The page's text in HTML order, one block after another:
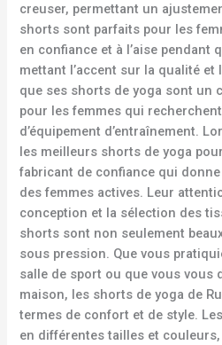
creuser, permettant un
shorts sont parfaits pour les
en confiance et à l’aise pendant
mettant l’accent sur la qualité et
que ses shorts de yoga sont un
pour les femmes qui
d’équipement d’entraînement.
les meilleurs shorts de yoga
fabricant de confiance qui
des femmes actives. Leur
conception et la sélection des
shorts sont non seulement
sous pression. Que vous
salle de sport ou que vous vous
maison, les shorts de yoga de
termes de confort et de style.
en différentes tailles et